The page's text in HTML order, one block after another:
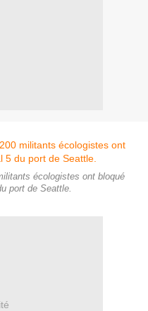
écologistes ont bloqué
port de Seattle.